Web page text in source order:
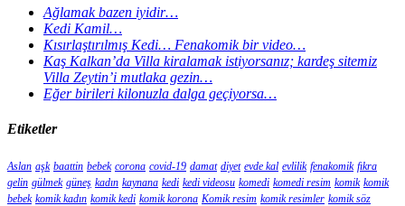
Ağlamak bazen iyidir…
Kedi Kamil…
Kısırlaştırılmış Kedi… Fenakomik bir video…
Kaş Kalkan’da Villa kiralamak istiyorsanız; kardeş sitemiz
Villa Zeytin’i mutlaka gezin…
Eğer birileri kilonuzla dalga geçiyorsa…
Etiketler
Aslan aşk baattin bebek corona covid-19 damat diyet evde kal evlilik fenakomik fıkra
gelin gülmek güneş kadın kaynana kedi kedi videosu komedi komedi resim komik komik
bebek komik kadın komik kedi komik korona Komik resim komik resimler komik söz